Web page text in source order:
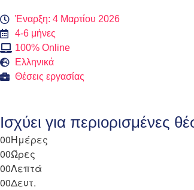
Έναρξη: 4 Μαρτίου 2026
4-6 μήνες
100% Online
Ελληνικά
Θέσεις εργασίας
Ισχύει για περιορισμένες
00Ημέρες
00Ώρες
00Λεπτά
00Δευτ.